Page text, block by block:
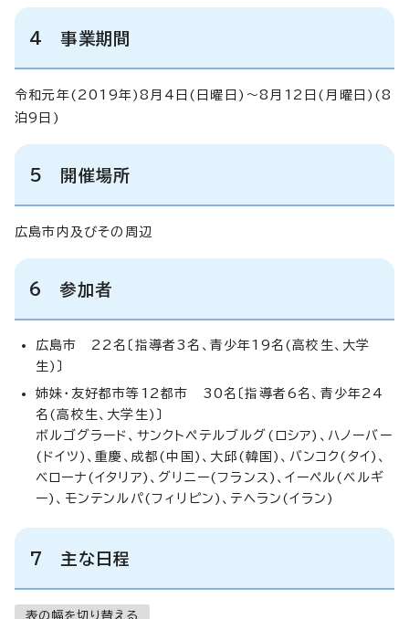
4 事業期間
令和元年(2019年)8月4日(日曜日)～8月12日(月曜日)(8
泊9日)
5 開催場所
広島市内及びその周辺
6 参加者
広島市 22名〔指導者3名、青少年19名(高校生、大学
生)〕
姉妹・友好都市等12都市 30名〔指導者6名、青少年24
名(高校生、大学生)〕
ボルゴグラード、サンクトペテルブルグ(ロシア)、ハノーバー
(ドイツ)、重慶、成都(中国)、大邱(韓国)、バンコク(タイ)、
ベローナ(イタリア)、グリニー(フランス)、イーペル(ベルギ
ー)、モンテンルパ(フィリピン)、テヘラン(イラン)
7 主な日程
表の幅を切り替える